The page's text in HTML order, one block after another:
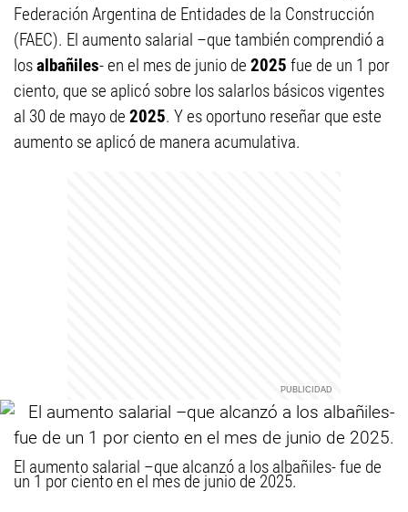
Federación Argentina de Entidades de la Construcción
(FAEC). El aumento salarial –que también comprendió a
losalbañiles- en el mes de junio de 2025 fue de un 1 por
ciento, que se aplicó sobre los salarlos básicos vigentes
al 30 de mayo de 2025. Y es oportuno reseñar que este
aumento se aplicó de manera acumulativa.
El aumento salarial –que alcanzó a los albañiles- fue de
un 1 por ciento en el mes de junio de 2025.